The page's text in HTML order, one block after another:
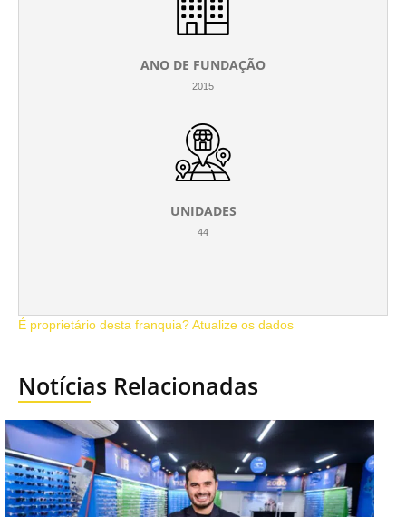
ANO DE FUNDAÇÃO
2015
UNIDADES
44
É proprietário desta franquia? Atualize os dados
Notícias Relacionadas